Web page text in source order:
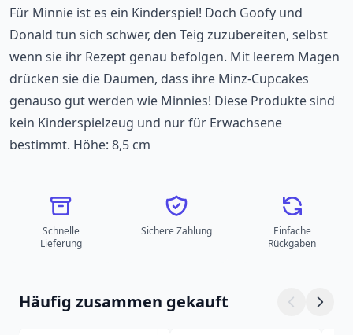
Für Minnie ist es ein Kinderspiel! Doch Goofy und
Donald tun sich schwer, den Teig zuzubereiten, selbst
wenn sie ihr Rezept genau befolgen. Mit leerem Magen
drücken sie die Daumen, dass ihre Minz-Cupcakes
genauso gut werden wie Minnies! Diese Produkte sind
kein Kinderspielzeug und nur für Erwachsene
bestimmt. Höhe: 8,5 cm
Schnelle
Lieferung
Sichere Zahlung
Einfache
Rückgaben
Häufig zusammen gekauft